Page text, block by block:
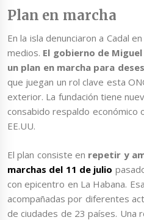
Plan en marcha
En la isla denunciaron a Cadal
medios. El gobierno de
un plan en marcha para
que juegan un rol clave esta
exterior. La fundación tiene
consabido respaldo económico
EE.UU.
El plan consiste en repetir y
marchas del 11 de julio
con epicentro en La Habana.
acompañadas por diferentes
de ciudades de 23 países. Una